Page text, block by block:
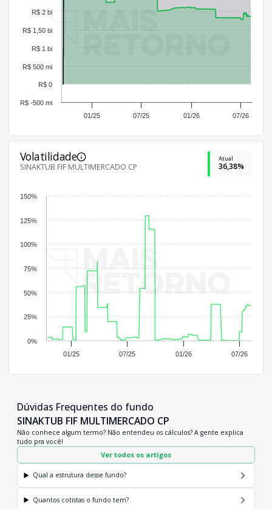
01/25 07/25 01/26 07/26
R$ -500 mi
R$ 0
R$ 500 mi
R$ 1 bi
R$ 1,50 bi
R$ 2 bi
Volatilidade
SINAKTUB FIF MULTIMERCADO CP
Atual
36,38%
01/25 07/25 01/26 07/26
0%
25%
50%
75%
100%
125%
150%
Dúvidas Frequentes do fundo
SINAKTUB FIF MULTIMERCADO CP
Não conhece algum termo? Não entendeu os cálculos? A gente explica
tudo pra você!
Ver todos os artigos
Qual a estrutura desse fundo?
Quantos cotistas o fundo tem?